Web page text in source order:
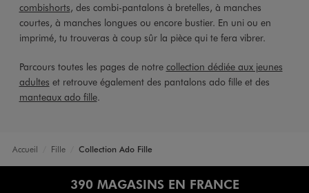
combishorts, des combi-pantalons à bretelles, à manches
courtes, à manches longues ou encore bustier. En uni ou en
imprimé, tu trouveras à coup sûr la pièce qui te fera vibrer.
Parcours toutes les pages de notre collection dédiée aux jeunes
adultes et retrouve également des pantalons ado fille et des
manteaux ado fille.
Accueil Fille Collection Ado Fille
390 MAGASINS EN FRANCE